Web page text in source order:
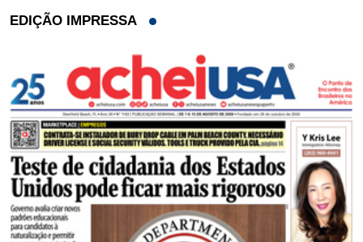
EDIÇÃO IMPRESSA